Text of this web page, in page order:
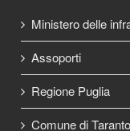
Ministero delle
Assoporti
Regione Puglia
Comune di Taranto